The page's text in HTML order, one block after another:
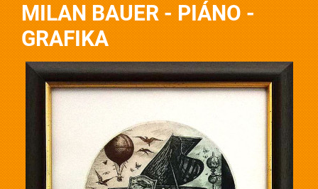
MILAN BAUER - PIÁNO -
GRAFIKA